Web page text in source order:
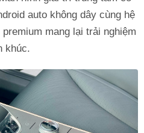
auto không dây cùng hệ
mang lại trải nghiệm
khúc.